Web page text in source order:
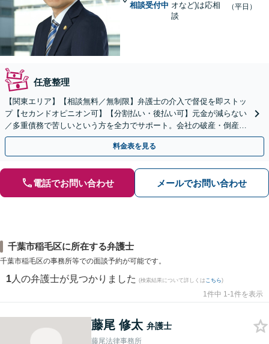
相談受付中 オなど)は応相
談
（平日）
任意整理
【関東エリア】【相談無料／無制限】弁護士の介入で督促を即ストッ
プ【セカンドオピニオン可】【分割払い・後払い可】元金が減らない
／多重債務で苦しいという方を全力でサポート。会社の破産・倒産に
も対応。話しやすさを大切にしています。
料金表を見る
電話でお問い合わせ メールでお問い合わせ
千葉市稲毛区に所在する弁護士
千葉市稲毛区の事務所等での面談予約が可能です。
1 人の弁護士が見つかりました (検索結果について詳しくは こちら)
1件中 1-1件を表示
藤尾 修太 弁護士
藤尾法律事務所